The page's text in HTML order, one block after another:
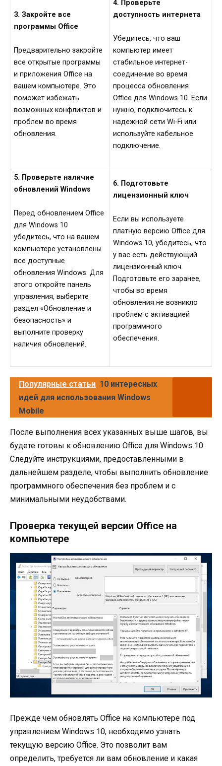
3. Закройте все
программы Office
Предварительно закройте
все открытые программы
и приложения Office на
вашем компьютере. Это
поможет избежать
возможных конфликтов и
проблем во время
обновления.
4. Проверьте
доступность интернета
Убедитесь, что ваш
компьютер имеет
стабильное интернет-
соединение во время
процесса обновления
Office для Windows 10. Если
нужно, подключитесь к
надежной сети Wi-Fi или
используйте кабельное
подключение.
5. Проверьте наличие
обновлений Windows
Перед обновлением Office
для Windows 10
убедитесь, что на вашем
компьютере установлены
все доступные
обновления Windows. Для
этого откройте панель
управления, выберите
раздел «Обновление и
безопасность» и
выполните проверку
наличия обновлений.
6. Подготовьте
лицензионный ключ
Если вы используете
платную версию Office для
Windows 10, убедитесь, что
у вас есть действующий
лицензионный ключ.
Подготовьте его заранее,
чтобы во время
обновления не возникло
проблем с активацией
программного
обеспечения.
Популярные статьи 10 интересных
идей для использования Windows
Mobile
После выполнения всех указанных выше шагов, вы
будете готовы к обновлению Office для Windows 10.
Следуйте инструкциями, предоставленными в
дальнейшем разделе, чтобы выполнить обновление
программного обеспечения без проблем и с
минимальными неудобствами.
Проверка текущей версии Office на
компьютере
Прежде чем обновлять Office на компьютере под
управлением Windows 10, необходимо узнать
текущую версию Office. Это позволит вам
определить, требуется ли вам обновление и какая